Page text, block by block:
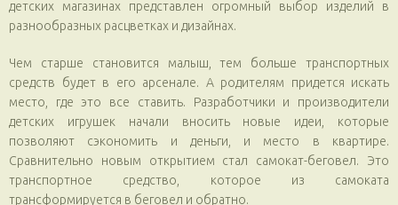
детских магазинах представлен огромный выбор изделий в
разнообразных расцветках и дизайнах.
Чем старше становится малыш, тем больше транспортных
средств будет в его арсенале. А родителям придется искать
место, где это все ставить. Разработчики и производители
детских игрушек начали вносить новые идеи, которые
позволяют сэкономить и деньги, и место в квартире.
Сравнительно новым открытием стал самокат-беговел. Это
транспортное средство, которое из самоката
трансформируется в беговел и обратно.